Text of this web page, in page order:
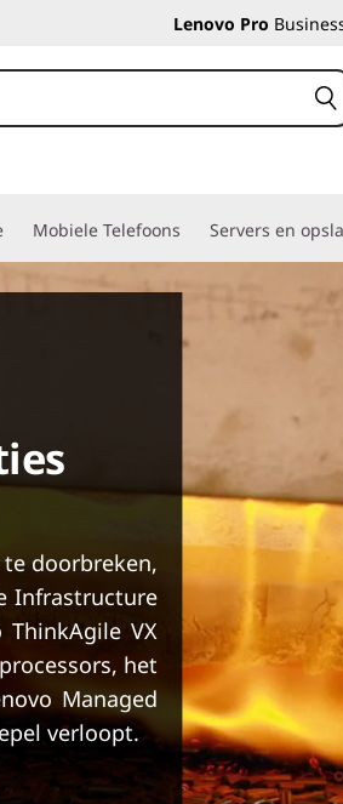
Lenovo Pro
Mobiele Telefoons Servers en
doorbreken,
Infrastructure
VX
het
Managed
verloopt.